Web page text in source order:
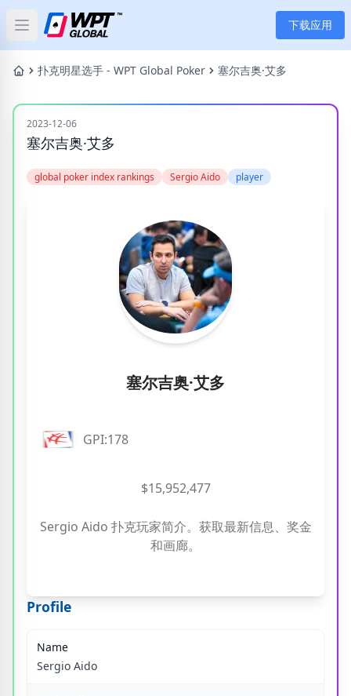
Open main menu 下载应用
首页
新闻
扑克
应用
玩家
分类
标签
扑克明星选手 - WPT Global Poker 塞尔吉奥·艾多
2023-12-06
塞尔吉奥·艾多
global poker index rankings Sergio Aido player
塞尔吉奥·艾多
GPI:178
$15,952,477
Sergio Aido 扑克玩家简介。获取最新信息、奖金
和画廊。
Profile
Name
Sergio Aido